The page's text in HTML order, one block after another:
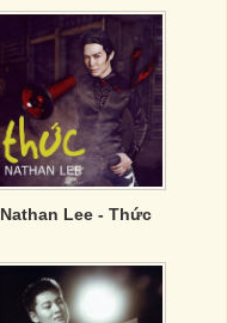
Nathan Lee - Thức